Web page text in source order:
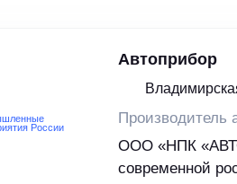
Автоприбор
Производитель
ООО «НПК
современной